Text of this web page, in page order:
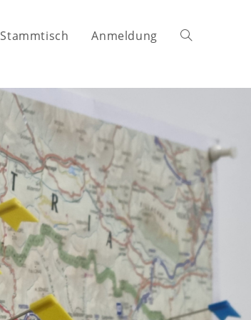
Stammtisch Anmeldung Website-
Suche
umschalten